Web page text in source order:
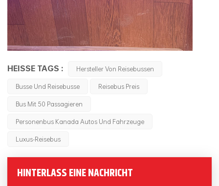
HEISSE TAGS :
Hersteller Von Reisebussen
Busse Und Reisebusse
Reisebus Preis
Bus Mit 50 Passagieren
Personenbus Kanada Autos Und Fahrzeuge
Luxus-Reisebus
HINTERLASS EINE NACHRICHT